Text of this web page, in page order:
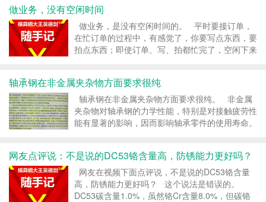
做业务，没有空闲时间
做业务，是没有空闲时间的。 平时要接订单，
在忙订单的过程中，有感觉了，你要写点东西，要
拍点东西；即使订单、写、拍都忙完了，空闲下来
的工作内容之一。 &...
轴承钢在非金属夹杂物方面要求很纯
轴承钢在非金属夹杂物方面要求很纯。 非金属
夹杂物对轴承钢的力学性能，特别是对接触疲劳性
能有显著的影响，因而影响轴承零件的使用寿命。
课题。 ...
网友点评说：不是说的DC53铬含量高，防锈能力更好吗？
网友在视频下面点评说，不是说的DC53铬含量
高，防锈能力更好吗？ 这个说法是错误的。
DC53碳含量1.0%，虽然铬Cr含量8.0%，但碳铬